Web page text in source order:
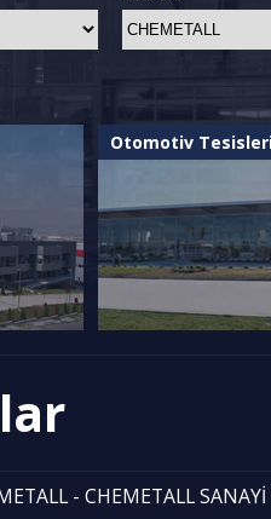
Otomotiv
- CHEMETALL